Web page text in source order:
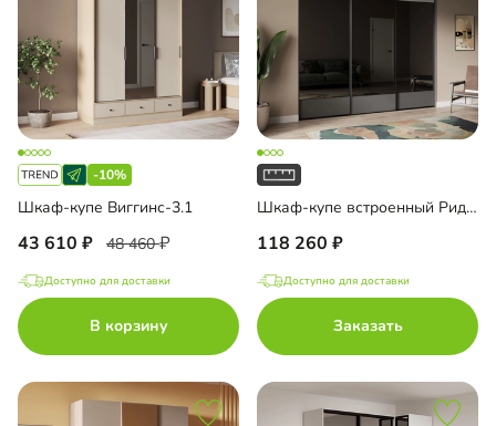
-10%
Шкаф-купе Виггинс-3.1
43 610 48 460
Доступно для доставки
В корзину
Шкаф-купе встроенный Риден-3-4
118 260
Доступно для доставки
Заказать